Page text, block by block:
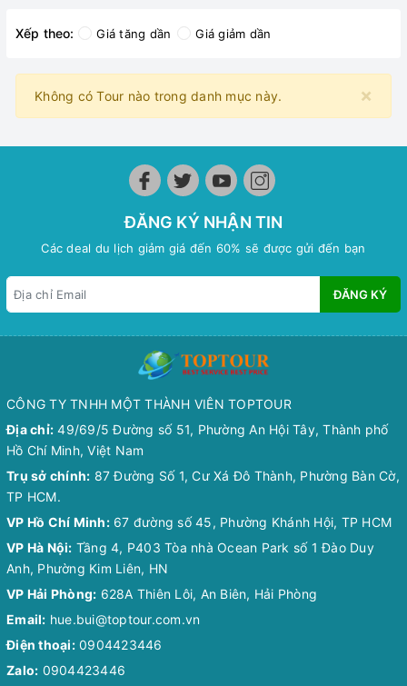
Xếp theo: Giá tăng dần Giá giảm dần
×
Không có Tour nào trong danh mục này.
ĐĂNG KÝ NHẬN TIN
Các deal du lịch giảm giá đến 60% sẽ được gửi đến bạn
ĐĂNG KÝ
CÔNG TY TNHH MỘT THÀNH VIÊN TOPTOUR
Địa chỉ: 49/69/5 Đường số 51, Phường An Hội Tây, Thành phố
Hồ Chí Minh, Việt Nam
Trụ sở chính: 87 Đường Số 1, Cư Xá Đô Thành, Phường Bàn Cờ,
TP HCM.
VP Hồ Chí Minh: 67 đường số 45, Phường Khánh Hội, TP HCM
VP Hà Nội: Tầng 4, P403 Tòa nhà Ocean Park số 1 Đào Duy
Anh, Phường Kim Liên, HN
VP Hải Phòng: 628A Thiên Lôi, An Biên, Hải Phòng
Email: hue.bui@toptour.com.vn
Điện thoại: 0904423446
Zalo: 0904423446